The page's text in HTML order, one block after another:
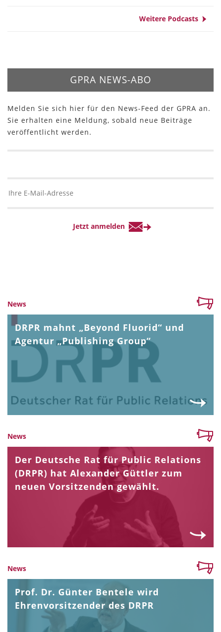
Weitere Podcasts
GPRA NEWS-ABO
Melden Sie sich hier für den News-Feed der GPRA an.
Sie erhalten eine Meldung, sobald neue Beiträge
veröffentlicht werden.
News
DRPR mahnt „Beyond Fluorid“ und
Agentur „Publishing Group“
News
Der Deutsche Rat für Public Relations
(DRPR) hat Alexander Güttler zum
neuen Vorsitzenden gewählt.
News
Prof. Dr. Günter Bentele wird
Ehrenvorsitzender des DRPR